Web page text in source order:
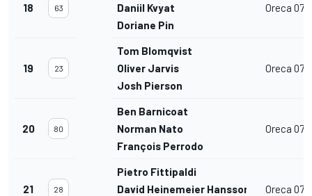
18 63
Daniil Kvyat
Doriane Pin
Oreca 07
19 23
Tom Blomqvist
Oliver Jarvis
Josh Pierson
Oreca 07
20 80
Ben Barnicoat
Norman Nato
François Perrodo
Oreca 07
21 28
Pietro Fittipaldi
David Heinemeier Hansson
Oreca 07